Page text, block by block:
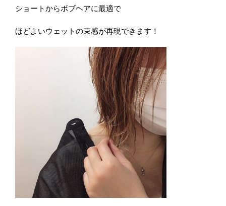
ショートからボブヘアに最適で
ほどよいウェットの束感が再現できます！